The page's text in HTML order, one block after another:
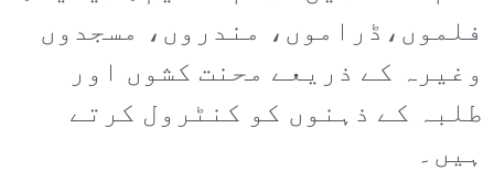
فلموں،ڈراموں، مندروں، مسجدوں
وغیرہ کے ذریعے محنت کشوں اور
طلبہ کے ذہنوں کو کنٹرول کرتے
ہیں۔